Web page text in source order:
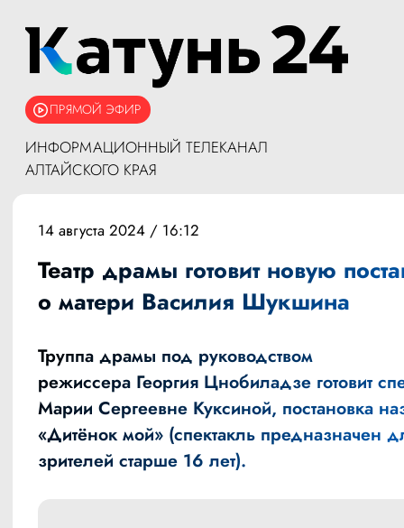
ПРЯМОЙ ЭФИР
ИНФОРМАЦИОННЫЙ ТЕЛЕКАНАЛ
АЛТАЙСКОГО КРАЯ
14 августа 2024 / 16:12
Театр драмы готовит новую
о матери Василия Шукшина
Труппа драмы под руководством
режиссера Георгия Цнобиладзе готовит
Марии Сергеевне Куксиной, постановка
«Дитёнок мой» (спектакль предназначен
зрителей старше 16 лет).